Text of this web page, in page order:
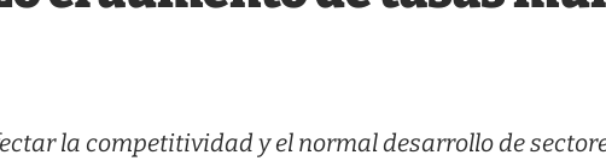
la competitividad y el normal desarrollo de